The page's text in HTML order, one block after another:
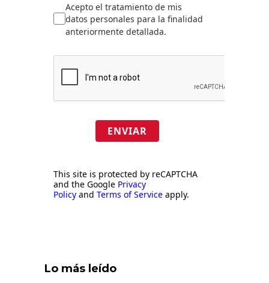
Acepto el tratamiento de mis
datos personales para la finalidad
anteriormente detallada.
ENVIAR
This site is protected by reCAPTCHA
and the Google Privacy
Policy and Terms of Service apply.
Lo más leído